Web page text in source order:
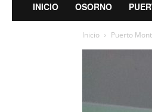
INICIO OSORNO
Inicio Puerto